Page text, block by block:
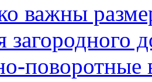
важны
загородного
поворотные